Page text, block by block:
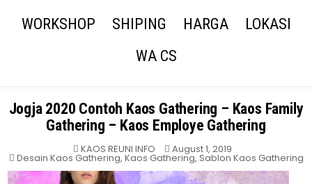
WORKSHOP
SHIPING HARGA
LOKASI
WA CS
Jogja 2020 Contoh Kaos Gathering – Kaos Family
Gathering – Kaos Employe Gathering
KAOS REUNI INFO August 1, 2019
Posted
Desain Kaos Gathering, Kaos Gathering, Sablon Kaos Gathering